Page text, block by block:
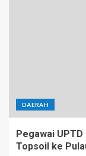
DAERAH
Pegawai
Topsoil ke